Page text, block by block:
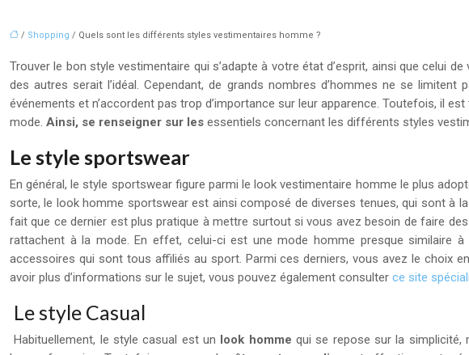
/ Shopping / Quels sont les différents styles vestimentaires homme ?
Trouver le bon style vestimentaire qui s’adapte à votre état d’esprit, ainsi que celui
des autres serait l’idéal. Cependant, de grands nombres d’hommes ne se
événements et n’accordent pas trop d’importance sur leur apparence. Toutefois, il
mode. Ainsi, se renseigner sur les essentiels concernant les différents styles
Le style sportswear
En général, le style sportswear figure parmi le look vestimentaire homme le plus
sorte, le look homme sportswear est ainsi composé de diverses tenues, qui sont à
fait que ce dernier est plus pratique à mettre surtout si vous avez besoin de faire
rattachent à la mode. En effet, celui-ci est une mode homme presque similaire
accessoires qui sont tous affiliés au sport. Parmi ces derniers, vous avez le choix
avoir plus d’informations sur le sujet, vous pouvez également consulter ce site
Le style Casual
Habituellement, le style casual est un look homme qui se repose sur la